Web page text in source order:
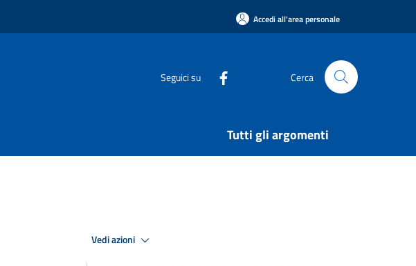
Accedi all'area personale
Seguici su Cerca
Tutti gli argomenti
Vedi azioni